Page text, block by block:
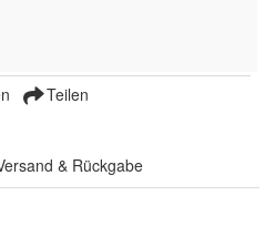
Teilen
& Rückgabe